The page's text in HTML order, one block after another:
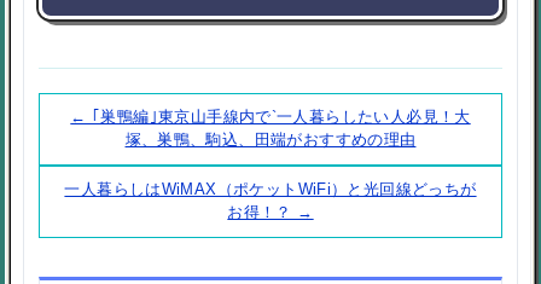
← ｢巣鴨編｣東京山手線内で`一人暮らしたい人必見！大
塚、巣鴨、駒込、田端がおすすめの理由
一人暮らしはWiMAX（ポケットWiFi）と光回線どっちが
お得！？ →